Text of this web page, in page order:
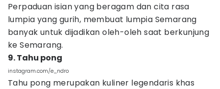
Perpaduan isian yang beragam dan cita rasa
lumpia yang gurih, membuat lumpia Semarang
banyak untuk dijadikan oleh-oleh saat berkunjung
ke Semarang.
9. Tahu pong
instagram.com/e_ndro
Tahu pong merupakan kuliner legendaris khas